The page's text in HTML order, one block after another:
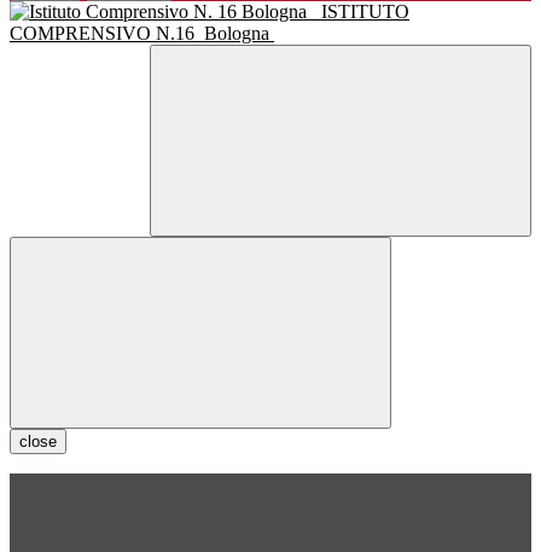
ISTITUTO
COMPRENSIVO N.16 Bologna
close